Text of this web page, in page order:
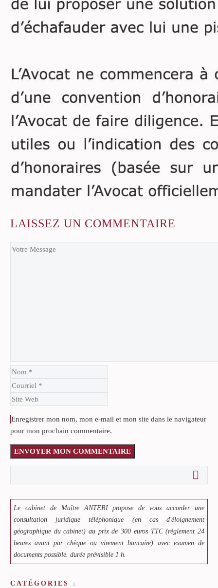
LAISSEZ UN COMMENTAIRE
Enregistrer mon nom, mon e-mail et mon site dans le navigateur
pour mon prochain commentaire.
ENVOYER MON COMMENTAIRE
Le cabinet de Maître ANTEBI propose de vous accorder une
consultation juridique téléphonique (en cas d'éloignement
géographique du cabinet) au prix de 300 euros TTC (règlement 24
heures avant par chèque ou virement bancaire) avec examen de
documents possible. durée prévisible 1 h.
CATÉGORIES